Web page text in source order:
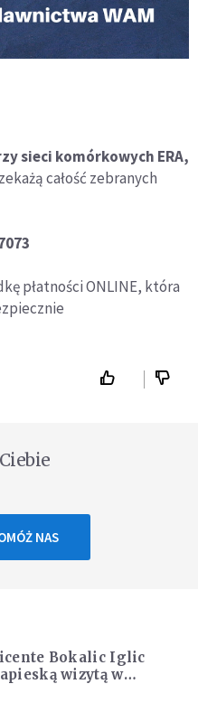
sieci komórkowych ERA,
całość zebranych
płatności ONLINE, która
NAS
Bokalic Iglic
wizytą w
Nasz pokorny lud